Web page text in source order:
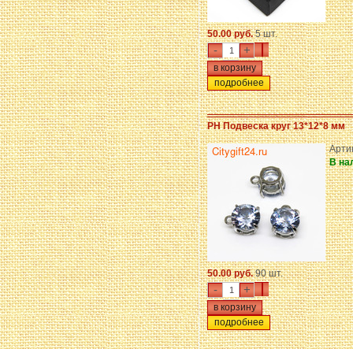
50.00 руб.5 шт.
- +
подробнее
PH Подвеска круг 13*12*8 мм
В
50.00 руб.90 шт.
- +
подробнее